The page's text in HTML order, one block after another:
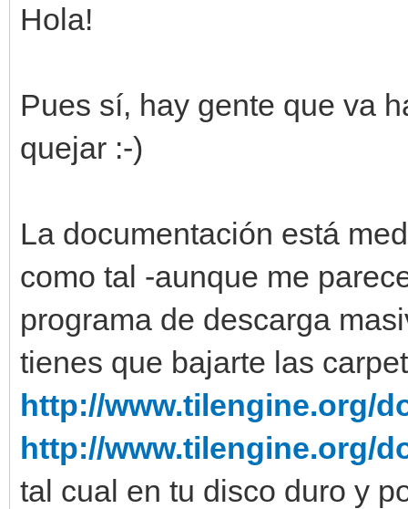
Hola!
Pues sí, hay gente que va
quejar :-)
La documentación está
como tal -aunque me
programa de descarga
tienes que bajarte las
http://www.tilengine.org/
http://www.tilengine.org/
tal cual en tu disco duro y